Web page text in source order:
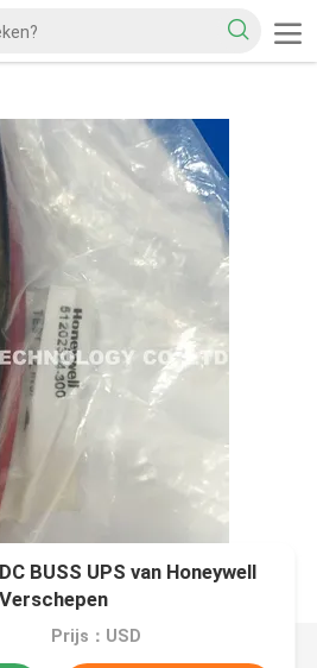
BUSS UPS van Honeywell
Prijs：USD